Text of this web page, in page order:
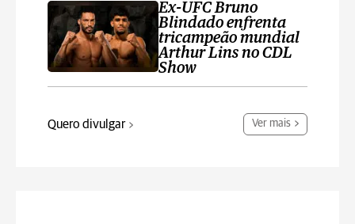
Ex-UFC Bruno
Blindado enfrenta
tricampeão mundial
Arthur Lins no CDL
Show
Quero divulgar Ver mais